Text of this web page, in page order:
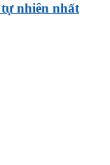
nhiên nhất